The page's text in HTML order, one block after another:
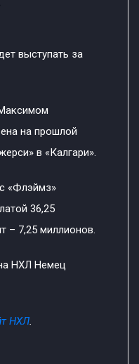
выступать за
на прошлой
в «Калгари».
«Флэймз»
36,25
– 7,25 миллионов.
НХЛ Немец
НХЛ.